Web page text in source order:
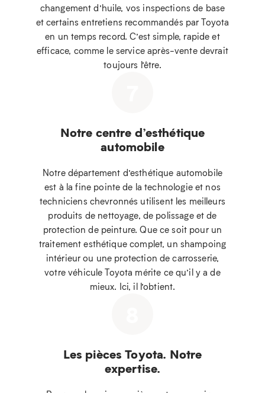
changement d’huile, vos inspections de base
et certains entretiens recommandés par Toyota
en un temps record. C’est simple, rapide et
efficace, comme le service après-vente devrait
toujours l’être.
Notre centre d’esthétique
automobile
Notre département d’esthétique automobile
est à la fine pointe de la technologie et nos
techniciens chevronnés utilisent les meilleurs
produits de nettoyage, de polissage et de
protection de peinture. Que ce soit pour un
traitement esthétique complet, un shampoing
intérieur ou une protection de carrosserie,
votre véhicule Toyota mérite ce qu’il y a de
mieux. Ici, il l’obtient.
Les pièces Toyota. Notre
expertise.